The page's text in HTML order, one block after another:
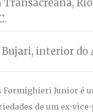
Transacreana, Rio
Bujari, interior do
Formighieri Junior é
de um ex-